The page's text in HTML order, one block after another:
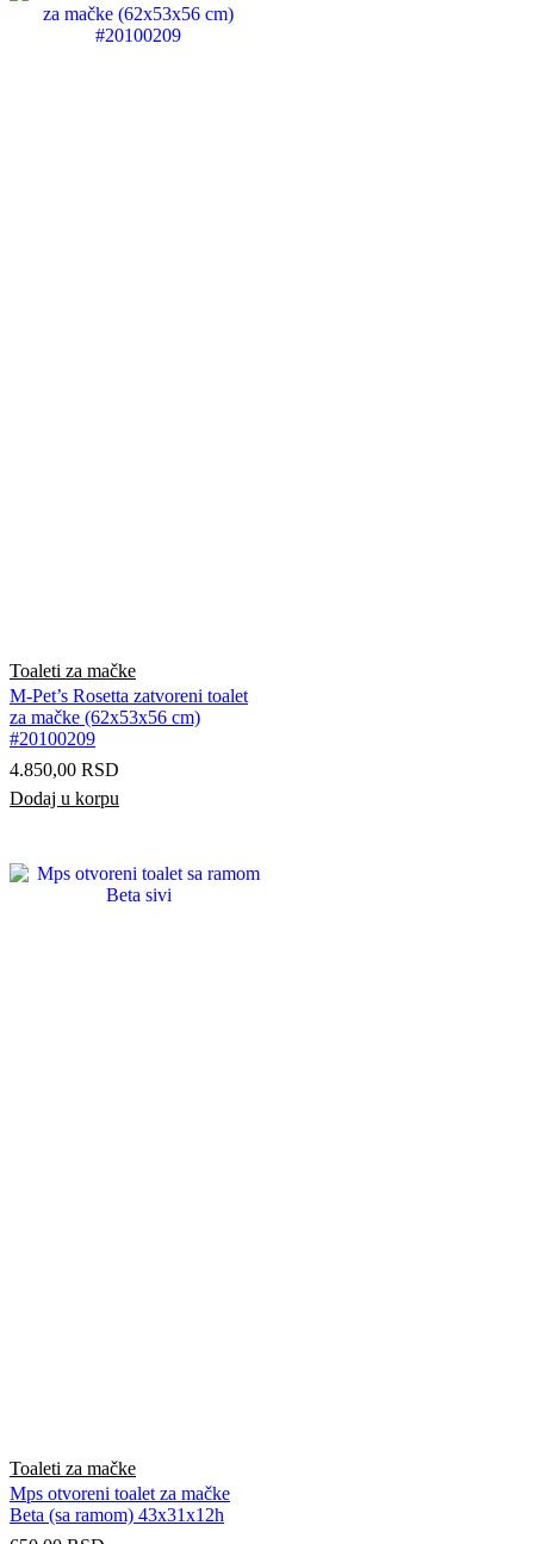
Toaleti za mačke
M-Pet’s Rosetta zatvoreni toalet
za mačke (62x53x56 cm)
#20100209
4.850,00 RSD
Dodaj u korpu
Toaleti za mačke
Mps otvoreni toalet za mačke
Beta (sa ramom) 43x31x12h